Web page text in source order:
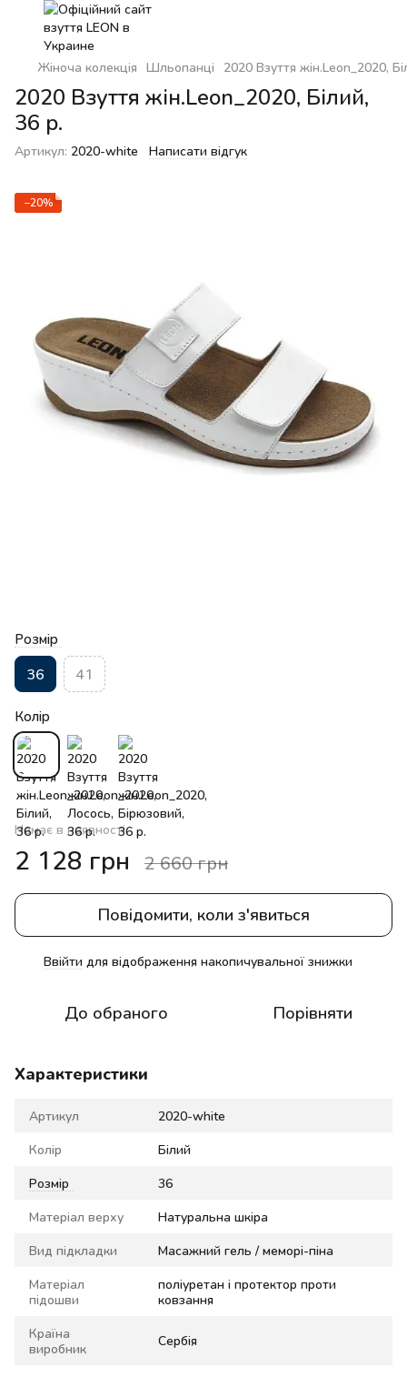
Жіноча колекція Шльопанці 2020 Взуття жін.Leon_2020,
2020 Взуття жін.Leon_2020, Білий,
36 р.
Артикул: 2020-white Написати відгук
−20%
Розмір
36 41
Колір
Немає в наявності
2 128 грн 2 660 грн
Повідомити, коли з'явиться
Ввійти для відображення накопичувальної знижки
До обраного Порівняти
Характеристики
Артикул 2020-white
Колір Білий
Розмір 36
Матеріал верху Натуральна шкіра
Вид підкладки Масажний гель / меморі-піна
Матеріал
підошви
поліуретан і протектор проти
ковзання
Країна
виробник
Сербія